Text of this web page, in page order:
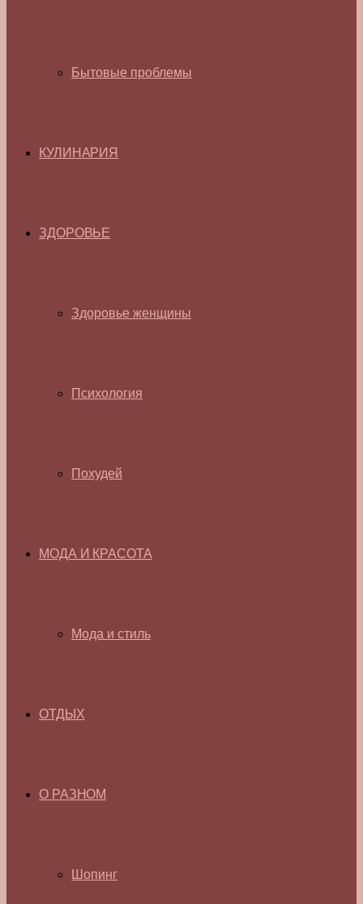
Бытовые проблемы
КУЛИНАРИЯ
ЗДОРОВЬЕ
Здоровье женщины
Психология
Похудей
МОДА И КРАСОТА
Мода и стиль
ОТДЫХ
О РАЗНОМ
Шопинг